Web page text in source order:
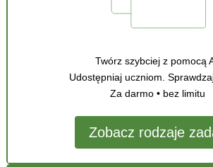
Twórz szybciej z pomocą
Udostępniaj uczniom.
Za darmo • bez limitu
Zobacz rodzaje